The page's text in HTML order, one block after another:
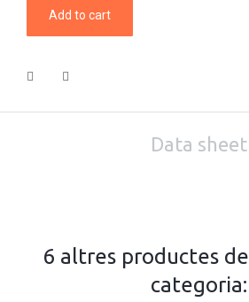
Add to cart
Data sheet
6 altres productes
categoria: